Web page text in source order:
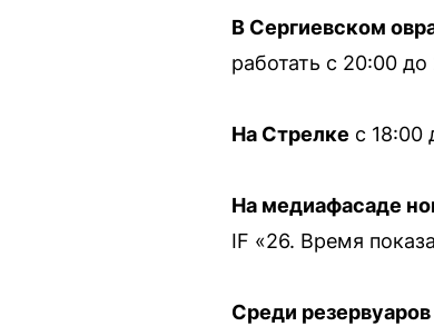
В Сергиевском
работать с 20:00 до
На Стрелке с 18:00
На медиафасаде
IF «26. Время
Среди